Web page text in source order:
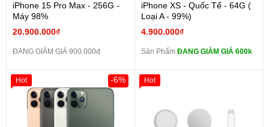
iPhone 15 Pro Max - 256G -
Máy 98%
20.900.000₫
ĐANG GIẢM GIÁ 900.000đ
iPhone XS - Quốc Tế - 64G (
Loại A - 99%)
4.900.000₫
Sản Phẩm ĐANG GIẢM GIÁ 600k
-6%
Hot Hot